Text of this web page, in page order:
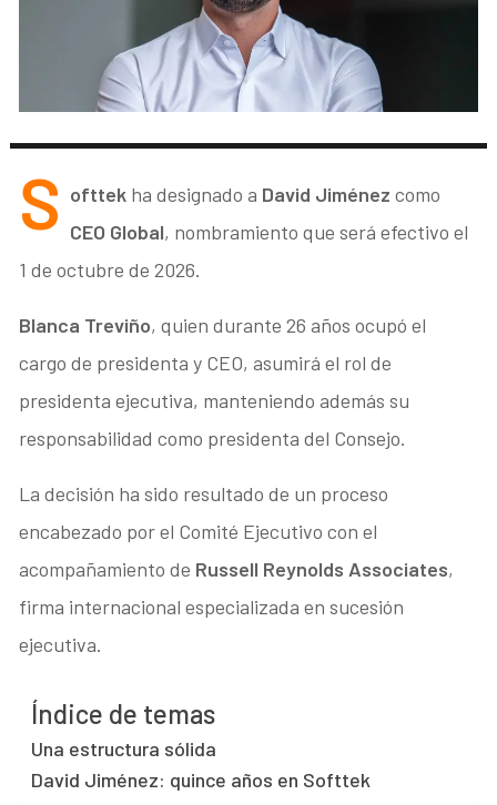
S ofttek ha designado a David Jiménez como
CEO Global, nombramiento que será efectivo el
1 de octubre de 2026.
Blanca Treviño, quien durante 26 años ocupó el
cargo de presidenta y CEO, asumirá el rol de
presidenta ejecutiva, manteniendo además su
responsabilidad como presidenta del Consejo.
La decisión ha sido resultado de un proceso
encabezado por el Comité Ejecutivo con el
acompañamiento de Russell Reynolds Associates,
firma internacional especializada en sucesión
ejecutiva.
Índice de temas
Una estructura sólida
David Jiménez: quince años en Softtek